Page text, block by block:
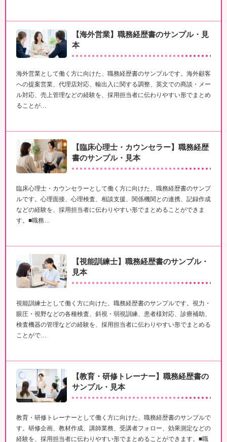
【海外営業】職務経歴書のサンプル・見
本
海外営業として働く方に向けた、職務経歴書のサンプルです。海外顧客
への提案営業、代理店対応、輸出入に関する調整、英文での商談・メー
ル対応、売上管理などの経験を、採用担当者に伝わりやすい形でまとめ
ることが…
【臨床心理士・カウンセラー】職務経歴
書のサンプル・見本
臨床心理士・カウンセラーとして働く方に向けた、職務経歴書のサンプ
ルです。心理面接、心理検査、相談支援、関係機関との連携、記録作成
などの経験を、採用担当者に伝わりやすい形でまとめることができま
す。■職務…
【視能訓練士】職務経歴書のサンプル・
見本
視能訓練士として働く方に向けた、職務経歴書のサンプルです。視力・
眼圧・視野などの各種検査、斜視・弱視訓練、患者様対応、診療補助、
検査機器の管理などの経験を、採用担当者に伝わりやすい形でまとめる
ことがで…
【教育・研修トレーナー】職務経歴書の
サンプル・見本
教育・研修トレーナーとして働く方に向けた、職務経歴書のサンプルで
す。研修企画、教材作成、講師業務、受講者フォロー、効果測定などの
経験を、採用担当者に伝わりやすい形でまとめることができます。■職